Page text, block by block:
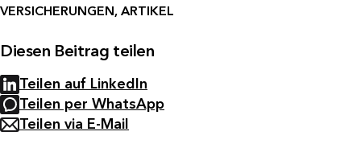
VERSICHERUNGEN, ARTIKEL
Diesen Beitrag teilen
Teilen auf LinkedIn
Teilen per WhatsApp
Teilen via E-Mail